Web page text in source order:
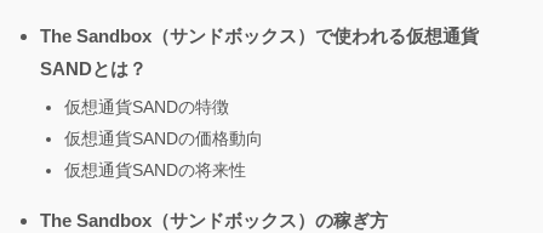
The Sandbox（サンドボックス）で使われる仮想通貨
SANDとは？
仮想通貨SANDの特徴
仮想通貨SANDの価格動向
仮想通貨SANDの将来性
The Sandbox（サンドボックス）の稼ぎ方